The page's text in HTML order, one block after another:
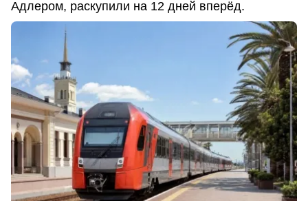
Адлером, раскупили на 12 дней вперёд.